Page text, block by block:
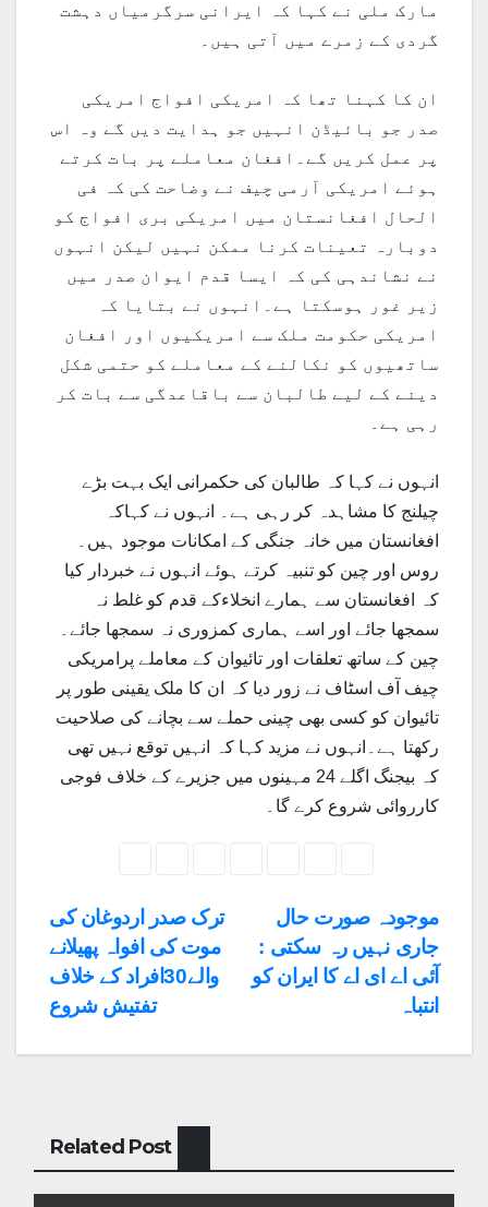
مارک ملی نے کہا کہ ایرانی سرگرمیاں دہشت
گردی کے زمرے میں آتی ہیں۔
ان کا کہنا تھا کہ امریکی افواج امریکی
صدر جو بائیڈن انہیں جو ہدایت دیں گے وہ اس
پر عمل کریں گے۔افغان معاملے پر بات کرتے
ہوئے امریکی آرمی چیف نے وضاحت کی کہ فی
الحال افغانستان میں امریکی بری افواج کو
دوبارہ تعینات کرنا ممکن نہیں لیکن انہوں
نے نشاندہی کی کہ ایسا قدم ایوان صدر میں
زیر غور ہوسکتا ہے۔انہوں نے بتایا کہ
امریکی حکومت ملک سے امریکیوں اور افغان
ساتھیوں کو نکالنے کے معاملے کو حتمی شکل
دینے کے لیے طالبان سے باقاعدگی سے بات کر
رہی ہے۔
انہوں نے کہا کہ طالبان کی حکمرانی ایک بہت بڑے
چیلنج کا مشاہدہ کر رہی ہے۔ انہوں نے کہاکہ
افغانستان میں خانہ جنگی کے امکانات موجود ہیں۔
روس اور چین کو تنبیہ کرتے ہوئے انہوں نے خبردار کیا
کہ افغانستان سے ہمارے انخلاءکے قدم کو غلط نہ
سمجھا جائے اور اسے ہماری کمزوری نہ سمجھا جائے۔
چین کے ساتھ تعلقات اور تائیوان کے معاملے پرامریکی
چیف آف اسٹاف نے زور دیا کہ ان کا ملک یقینی طور پر
تائیوان کو کسی بھی چینی حملے سے بچانے کی صلاحیت
رکھتا ہے۔انہوں نے مزید کہا کہ انہیں توقع نہیں تھی
کہ بیجنگ اگلے 24 مہینوں میں جزیرے کے خلاف فوجی
کارروائی شروع کرے گا۔
Post
navigation
موجودہ صورت حال
جاری نہیں رہ سکتی :
آئی اے ای اے کا ایران کو
انتباہ
ترک صدر اردوغان کی
موت کی افواہ پھیلانے
والے30افراد کے خلاف
تفتیش شروع
Related Post